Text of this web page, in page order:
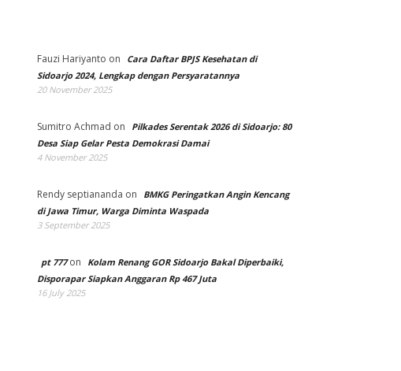
Fauzi Hariyanto on
Cara Daftar BPJS Kesehatan di
Sidoarjo 2024, Lengkap dengan Persyaratannya
20 November 2025
Sumitro Achmad on
Pilkades Serentak 2026 di Sidoarjo: 80
Desa Siap Gelar Pesta Demokrasi Damai
4 November 2025
Rendy septiananda on
BMKG Peringatkan Angin Kencang
di Jawa Timur, Warga Diminta Waspada
3 September 2025
pt 777on
Kolam Renang GOR Sidoarjo Bakal Diperbaiki,
Disporapar Siapkan Anggaran Rp 467 Juta
16 July 2025